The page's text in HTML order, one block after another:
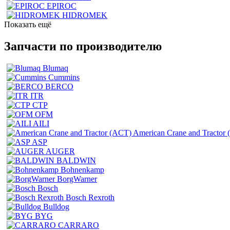
EPIROC
HIDROMEK
Показать ещё
Запчасти по производителю
Blumaq
Cummins
BERCO
ITR
CTP
OFM
AILI
American Crane and Tractor
ASP
AUGER
BALDWIN
Bohnenkamp
BorgWarner
Bosch
Bosch Rexroth
Bulldog
BYG
CARRARO